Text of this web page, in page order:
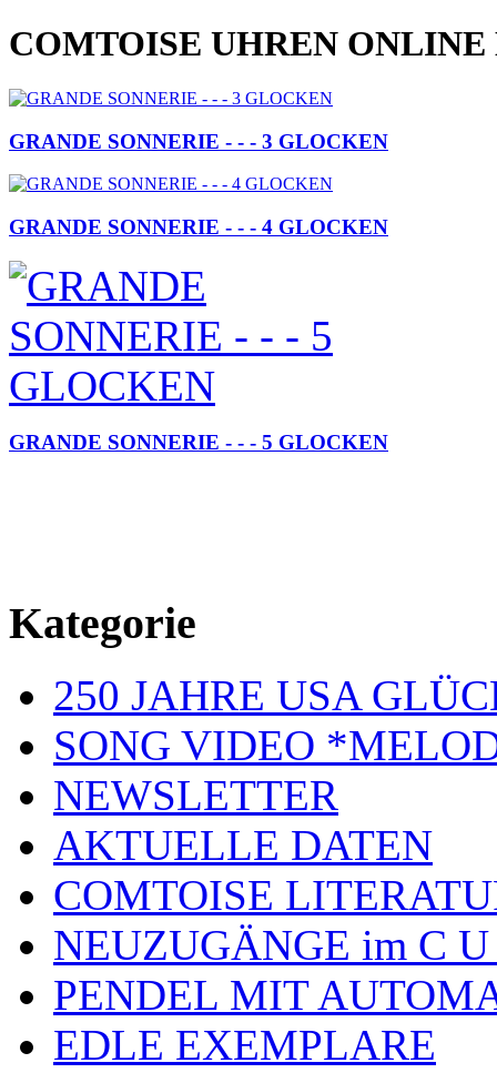
COMTOISE UHREN ONLINE
GRANDE SONNERIE - - - 3 GLOCKEN
GRANDE SONNERIE - - - 4 GLOCKEN
GRANDE SONNERIE - - - 5 GLOCKEN
Kategorie
250 JAHRE USA
SONG VIDEO
NEWSLETTER
AKTUELLE DATEN
COMTOISE
NEUZUGÄNGE im C
PENDEL MIT
EDLE EXEMPLARE